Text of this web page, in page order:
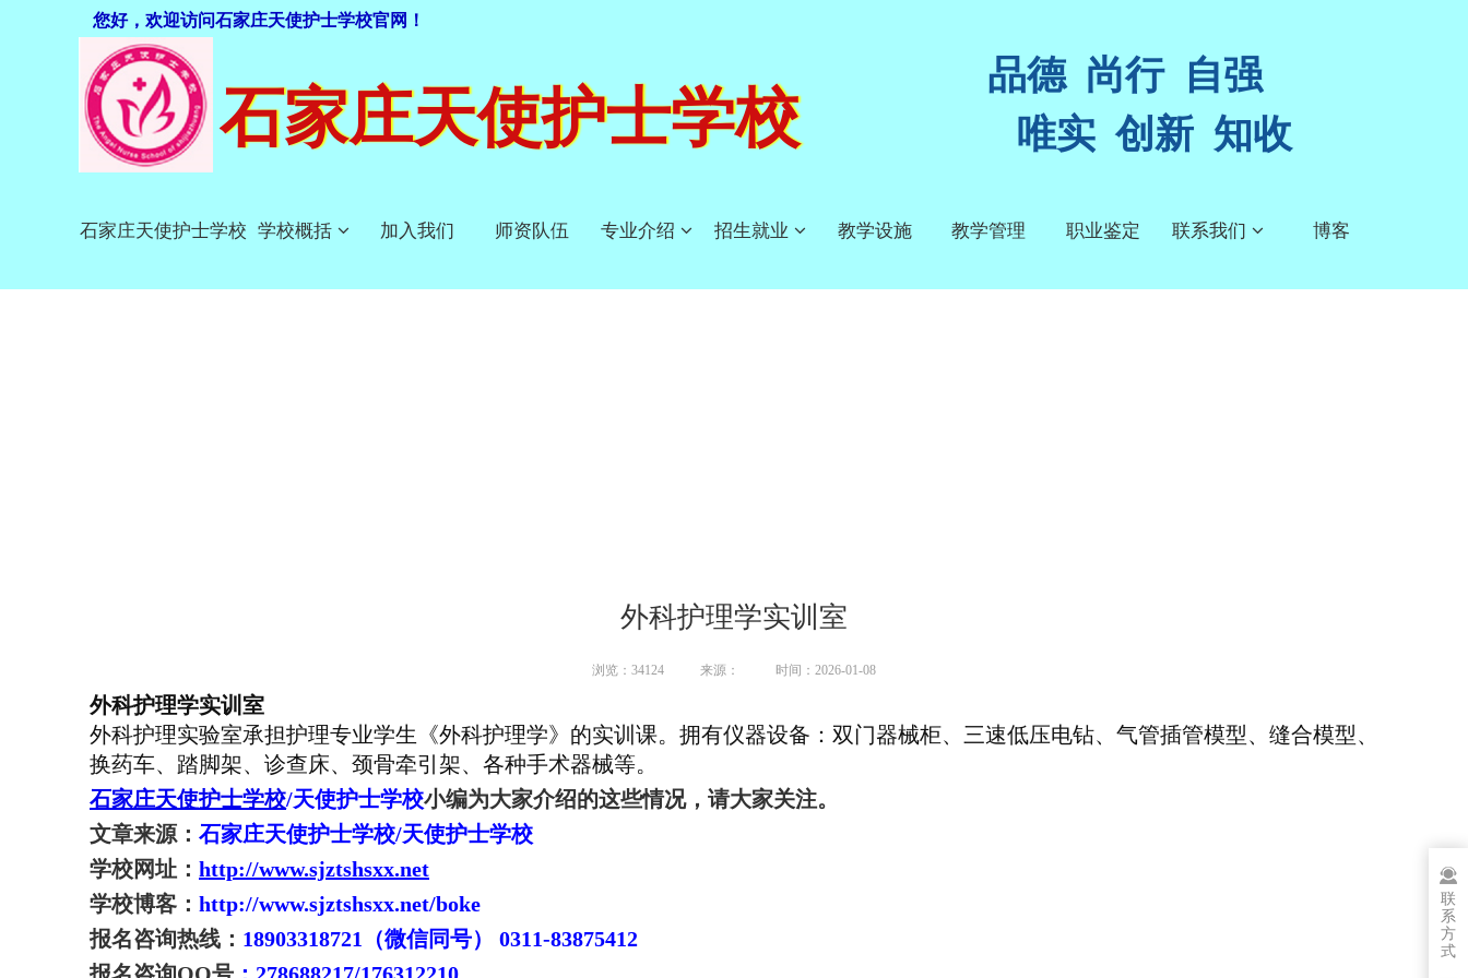
您好，欢迎访问石家庄天使护士学校官网！
联
系
方
式
石家庄天使护士学校 学校概括 加入我们 师资队伍 专业介绍 招生就业 教学设施 教学管理 职业鉴定 联系我们 博客
石家庄天使护士学校
品德 尚行 自强
唯实 创新 知收
外科护理学实训室
浏览：34124 来源： 时间：2026-01-08
外科护理学实训室
外科护理实验室承担护理专业学生《外科护理学》的实训课。拥有仪器设备：双门器械柜、三速低压电钻、气管插管模型、缝合模型、
换药车、踏脚架、诊查床、颈骨牵引架、各种手术器械等。
石家庄天使护士学校/天使护士学校小编为大家介绍的这些情况，请大家关注。
文章来源： 石家庄天使护士学校/天使护士学校
学校网址： http://www.sjztshsxx.net
学校博客： http://www.sjztshsxx.net/boke
报名咨询热线： 18903318721（微信同号） 0311-83875412